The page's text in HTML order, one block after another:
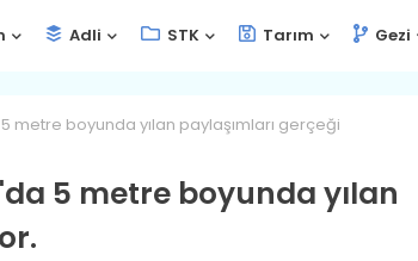
Adli STK Tarım Gezi
metre boyunda yılan paylaşımları gerçeği
5 metre boyunda yılan